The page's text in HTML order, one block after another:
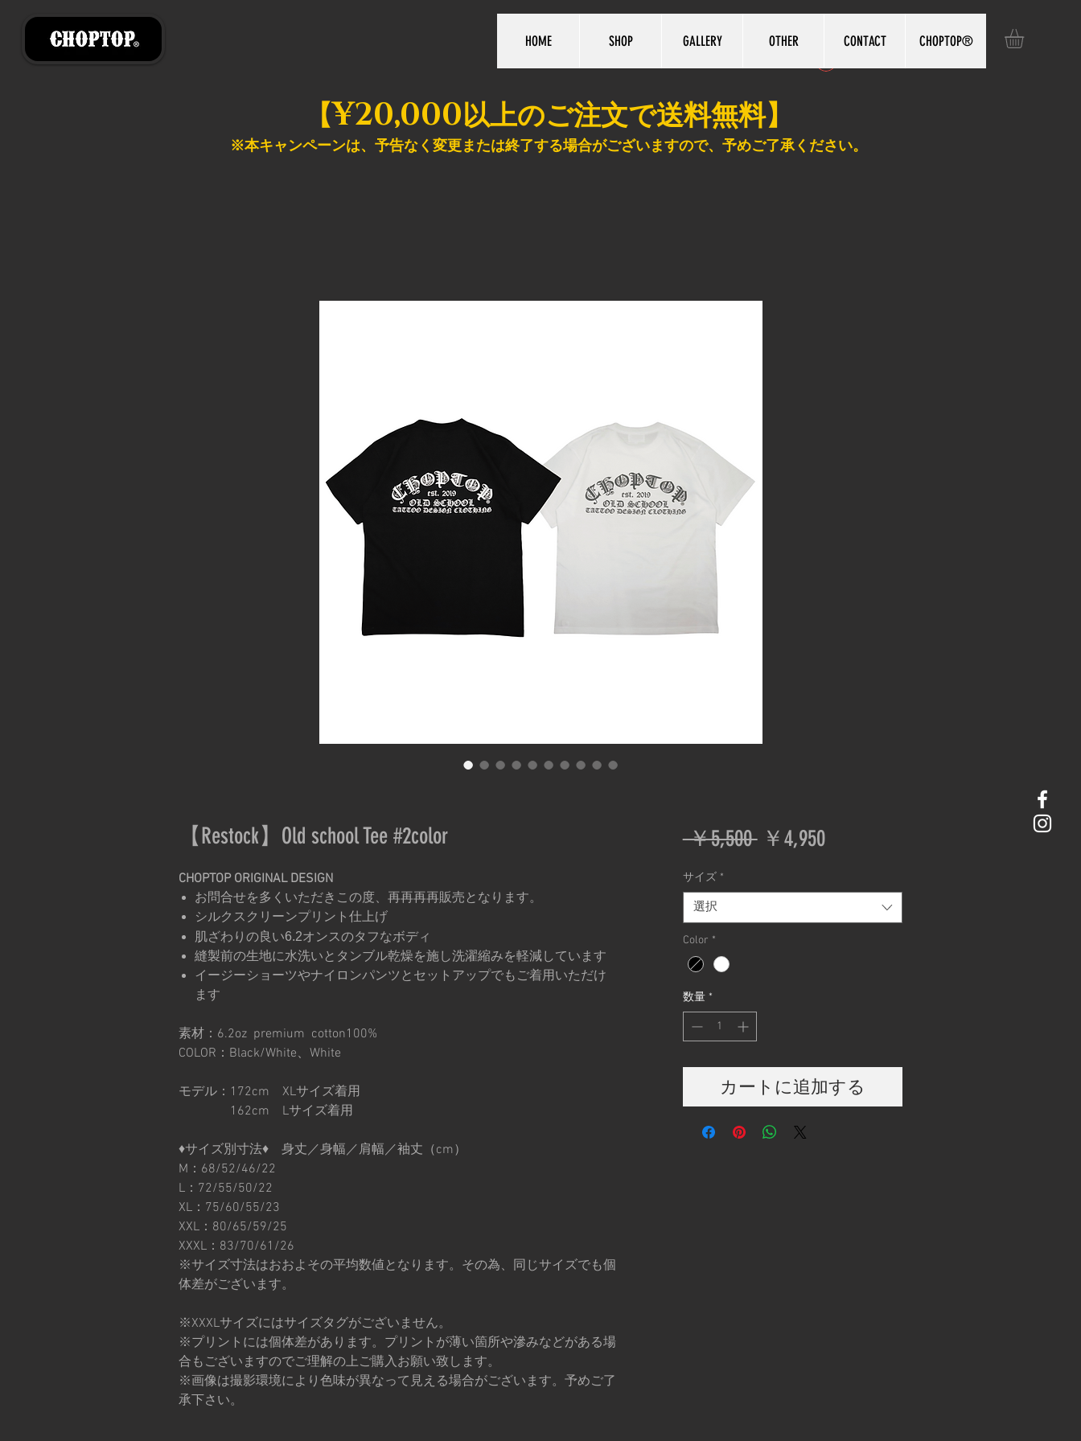
HOME SHOP GALLERY OTHER CONTACT CHOPTOP®️
【¥20,000以上のご注文で送料無料】
※本キャンペーンは、予告なく変更または終了する場合がございますので、予めご了承ください。
【Restock】Old school Tee #2color
CHOPTOP ORIGINAL DESIGN
お問合せを多くいただきこの度、再再再再販売となります。
シルクスクリーンプリント仕上げ
肌ざわりの良い6.2オンスのタフなボディ
縫製前の生地に水洗いとタンブル乾燥を施し洗濯縮みを軽減しています
イージーショーツやナイロンパンツとセットアップでもご着用いただけ
ます
素材：6.2oz premium cotton100%
COLOR：Black/White、White
モデル：172cm XLサイズ着用
162cm Lサイズ着用
♦︎サイズ別寸法♦︎ 身丈／身幅／肩幅／袖丈（cm）
M：68/52/46/22
L：72/55/50/22
XL：75/60/55/23
XXL：80/65/59/25
XXXL：83/70/61/26
※サイズ寸法はおおよその平均数値となります。その為、同じサイズでも個
体差がございます。
※XXXLサイズにはサイズタグがございません。
※プリントには個体差があります。プリントが薄い箇所や滲みなどがある場
合もございますのでご理解の上ご購入お願い致します。
※画像は撮影環境により色味が異なって見える場合がございます。予めご了
承下さい。
￥5,500 通
価
格
￥4,950セ
ル
価
サイズ *
選択
Color *
数量 *
カートに追加する